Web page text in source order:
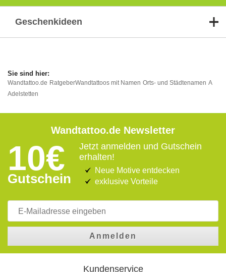
Geschenkideen
Wandtattoo.de RatgeberWandtattoos mit Namen Orts- und Städtenamen A
Adelstetten
Wandtattoo.de Newsletter
10€
Gutschein
Jetzt anmelden und Gutschein
erhalten!
Neue Motive entdecken
exklusive Vorteile
Anmelden
Kundenservice